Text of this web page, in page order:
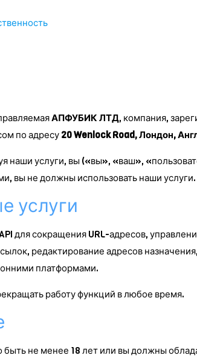
АПФУБИК ЛТД, компания,
по адресу 20 Wenlock Road, Лондон,
наши услуги, вы («вы», «ваш»,
вы не должны использовать наши услуги.
услуги
для сокращения URL-адресов,
редактирование адресов
платформами.
работу функций в любое время.
не менее 18 лет или вы должны